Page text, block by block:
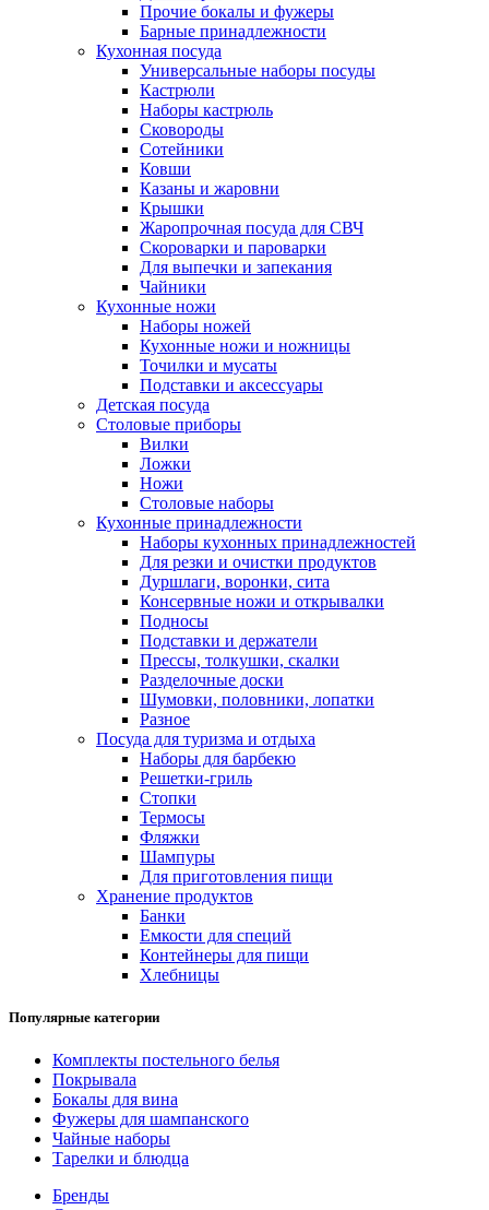
Прочие бокалы и фужеры
Барные принадлежности
Кухонная посуда
Универсальные наборы посуды
Кастрюли
Наборы кастрюль
Сковороды
Сотейники
Ковши
Казаны и жаровни
Крышки
Жаропрочная посуда для СВЧ
Скороварки и пароварки
Для выпечки и запекания
Чайники
Кухонные ножи
Наборы ножей
Кухонные ножи и ножницы
Точилки и мусаты
Подставки и аксессуары
Детская посуда
Столовые приборы
Вилки
Ложки
Ножи
Столовые наборы
Кухонные принадлежности
Наборы кухонных принадлежностей
Для резки и очистки продуктов
Дуршлаги, воронки, сита
Консервные ножи и открывалки
Подносы
Подставки и держатели
Прессы, толкушки, скалки
Разделочные доски
Шумовки, половники, лопатки
Разное
Посуда для туризма и отдыха
Наборы для барбекю
Решетки-гриль
Стопки
Термосы
Фляжки
Шампуры
Для приготовления пищи
Хранение продуктов
Банки
Емкости для специй
Контейнеры для пищи
Хлебницы
Популярные категории
Комплекты постельного белья
Покрывала
Бокалы для вина
Фужеры для шампанского
Чайные наборы
Тарелки и блюдца
Бренды